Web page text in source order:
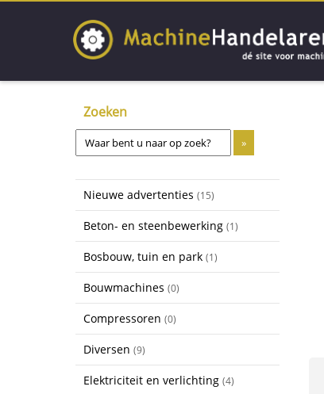
Zoeken
Nieuwe advertenties (15)
Beton- en steenbewerking (1)
Bosbouw, tuin en park (1)
Bouwmachines (0)
Compressoren (0)
Diversen (9)
Elektriciteit en verlichting (4)